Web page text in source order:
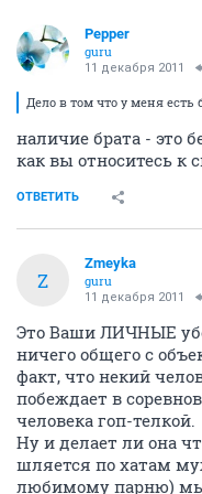
Pepper
guru
11 декабря 2011
Дело в том что у меня есть
наличие брата - это
как вы относитесь к
ОТВЕТИТЬ
Z
Zmeyka
guru
11 декабря 2011
Это Ваши ЛИЧНЫЕ
ничего общего с
факт, что некий
побеждает в
человека гоп-телкой.
Ну и делает ли она
шляется по хатам
любимому парню)